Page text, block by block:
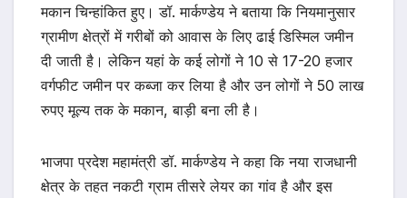
मकान चिन्हांकित हुए। डॉ. मार्कण्डेय ने बताया कि नियमानुसार
ग्रामीण क्षेत्रों में गरीबों को आवास के लिए ढाई डिस्मिल जमीन
दी जाती है। लेकिन यहां के कई लोगों ने 10 से 17-20 हजार
वर्गफीट जमीन पर कब्जा कर लिया है और उन लोगों ने 50 लाख
रुपए मूल्य तक के मकान, बाड़ी बना ली है।
भाजपा प्रदेश महामंत्री डॉ. मार्कण्डेय ने कहा कि नया राजधानी
क्षेत्र के तहत नकटी ग्राम तीसरे लेयर का गांव है और इस